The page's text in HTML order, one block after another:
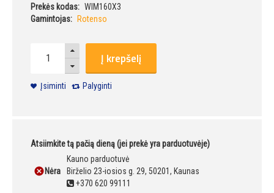
Prekės kodas: WIM160X3
Gamintojas:
Rotenso
Į krepšelį
Įsiminti Palyginti
Atsiimkite tą pačią dieną (jei prekė yra parduotuvėje)
Nėra
Kauno parduotuvė
Birželio 23-iosios g. 29, 50201, Kaunas
+370 620 99111